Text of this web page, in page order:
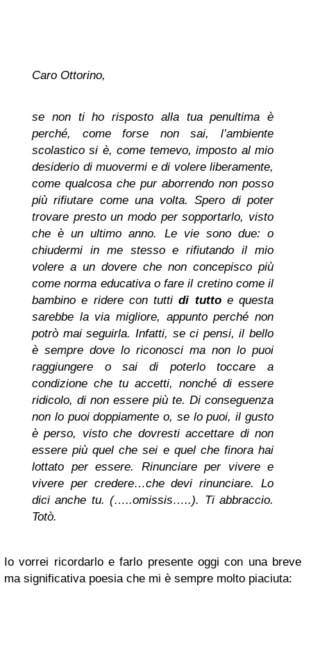
Caro Ottorino,
se non ti ho risposto alla tua penultima è
perché, come forse non sai, l’ambiente
scolastico si è, come temevo, imposto al mio
desiderio di muovermi e di volere liberamente,
come qualcosa che pur aborrendo non posso
più rifiutare come una volta. Spero di poter
trovare presto un modo per sopportarlo, visto
che è un ultimo anno. Le vie sono due: o
chiudermi in me stesso e rifiutando il mio
volere a un dovere che non concepisco più
come norma educativa o fare il cretino come il
bambino e ridere con tuttidi tuttoe questa
sarebbe la via migliore, appunto perché non
potrò mai seguirla. Infatti, se ci pensi, il bello
è sempre dove lo riconosci ma non lo puoi
raggiungere o sai di poterlo toccare a
condizione che tu accetti, nonché di essere
ridicolo, di non essere più te. Di conseguenza
non lo puoi doppiamente o, se lo puoi, il gusto
è perso, visto che dovresti accettare di non
essere più quel che sei e quel che finora hai
lottato per essere. Rinunciare per vivere e
vivere per credere…che devi rinunciare. Lo
dici anche tu. (…..omissis…..). Ti abbraccio.
Totò.
Io vorrei ricordarlo e farlo presente oggi con una breve
ma significativa poesia che mi è sempre molto piaciuta: